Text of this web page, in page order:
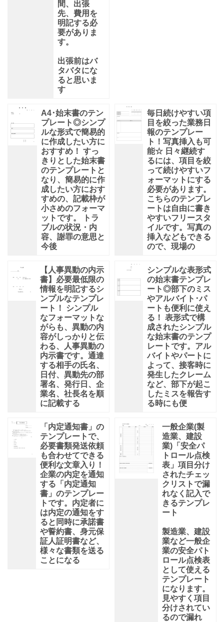
間、出張
先、費用を
明記する必
要がありま
す。
出張前はバ
タバタにな
ると思いま
す
A4･始末書のテン
プレート◎シンプ
ルな形式で簡易的
に作成したい方に
おすすめ！ すっ
きりとした始末書
のテンプレートと
なり、簡易的に作
成したい方におす
すめの、記載枠が
小さめのフォーマ
ットです。 トラ
ブルの状況・内
容、謝罪の意思と
今後
毎日続けやすい項
目を絞った業務日
報のテンプレー
ト！写真挿入も可
能☆ 日々継続す
るには、項目を絞
って続けやすいフ
ォーマットにする
必要があります。
こちらのテンプレ
ートは自由に書き
やすいフリースタ
イルです。写真の
挿入などもできる
ので、現場の
【人事異動の内示
書】必要最低限の
情報を明記するシ
ンプルなテンプレ
ート！ シンプル
なフォーマットな
がらも、異動の内
容がしっかりと伝
わる、人事異動の
内示書です。通達
する相手の氏名、
日付、異動先の部
署名、発行日、企
業名、社長名を順
に記載する
シンプルな表形式
の始末書テンプレ
ート◎部下のミス
やアルバイト･パ
ートも便利に使え
る！ 表形式で構
成されたシンプル
な始末書のテンプ
レートです。アル
バイトやパートに
よって、接客時に
発生したクレーム
など、部下が起こ
したミスを報告す
る時にも便
「内定通知書」の
テンプレートで、
必要書類発送依頼
も合わせてできる
便利な文章入り！
企業の内定を通知
する「内定通知
書」のテンプレー
トです。内定者に
は内定の通知をす
ると同時に承諾書
や誓約書、身元保
証人証明書など、
様々な書類を送る
ことになる
一般企業(製
造業、建設
業)「安全パ
トロール点検
表」項目分け
されたチェッ
クリストで漏
れなく記入で
きるテンプレ
ート
製造業、建設
業など一般企
業の安全パト
ロール点検表
として使える
テンプレート
になります。
見やすく項目
分けされてい
るので漏れ